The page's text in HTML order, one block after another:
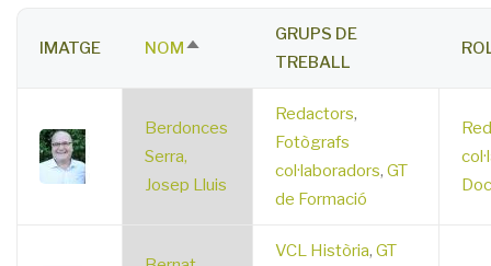
IMATGE NOMSORT
GRUPS DE
TREBALL
Berdonces
Serra,
Josep Lluis
Redactors,
Fotògrafs
col·laboradors, GT
de Formació
VCL Història, GT